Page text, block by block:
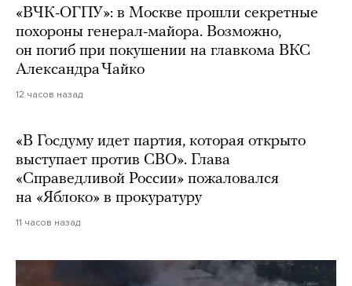
«ВЧК-ОГПУ»: в Москве прошли секретные
похороны генерал-майора. Возможно,
он погиб при покушении на главкома ВКС
Александра Чайко
12 часов назад
«В Госдуму идет партия, которая открыто
выступает против СВО». Глава
«Справедливой России» пожаловался
на «Яблоко» в прокуратуру
11 часов назад